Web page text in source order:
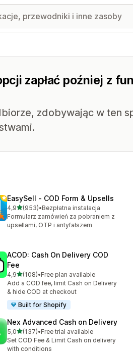
zapłać poźniej z
zdobywając w ten
EasySell ‑ COD Form & Upsells
4,9na 5 gwiazdek
(953)
Łączna liczba recenzji: 953
•Bezpłatna instalacja
Formularz zamówień za pobraniem z
upsellami, OTP i antyfałszem
ACOD: Cash On Delivery COD
Fee
4,9na 5 gwiazdek
(108)
Łączna liczba recenzji: 108
•Free plan available
Add a COD fee, limit Cash on Delivery
& hide COD at checkout
Built for Shopify
Nex Advanced Cash on Delivery
5,0na 5 gwiazdek
(137)
Łączna liczba recenzji: 137
•Free trial available
Set COD Fee & Limit Cash on delivery
with conditions